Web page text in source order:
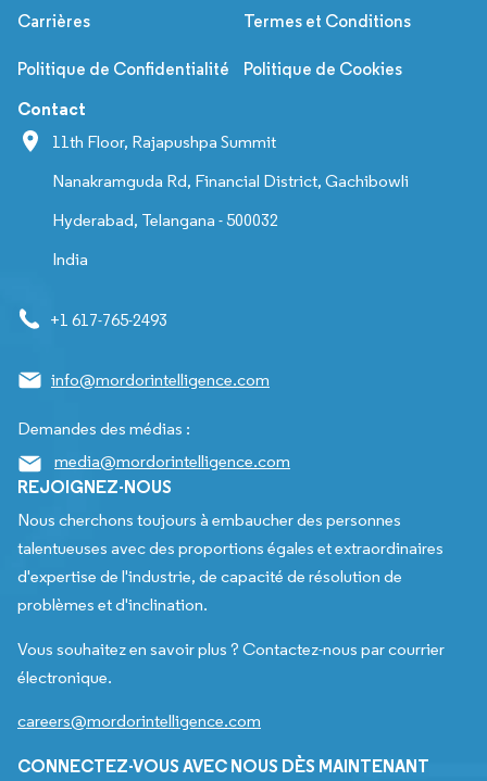
Carrières Termes et Conditions
Politique de Confidentialité Politique de Cookies
Contact
11th Floor, Rajapushpa Summit
Nanakramguda Rd, Financial District, Gachibowli
Hyderabad, Telangana - 500032
India
+1 617-765-2493
info@mordorintelligence.com
Demandes des médias :
media@mordorintelligence.com
REJOIGNEZ-NOUS
Nous cherchons toujours à embaucher des personnes
talentueuses avec des proportions égales et extraordinaires
d'expertise de l'industrie, de capacité de résolution de
problèmes et d'inclination.
Vous souhaitez en savoir plus ? Contactez-nous par courrier
électronique.
careers@mordorintelligence.com
CONNECTEZ-VOUS AVEC NOUS DÈS MAINTENANT